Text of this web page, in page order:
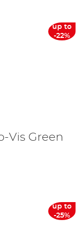
up to
-22%
Vis Green
up to
-25%